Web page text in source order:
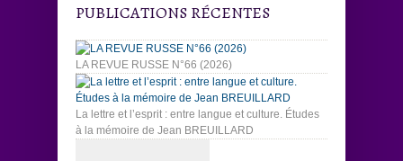
PUBLICATIONS RÉCENTES
LA REVUE RUSSE N°66 (2026)
La lettre et l’esprit : entre langue et culture. Études
à la mémoire de Jean BREUILLARD